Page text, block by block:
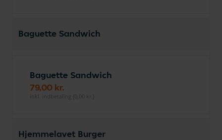
Baguette Sandwich
Baguette Sandwich
79,00 kr.
inkl. indbetaling (0,00 kr.)
Hjemmelavet Burger